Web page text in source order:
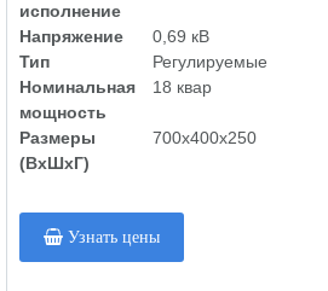
исполнение
Напряжение
0,69 кВ
Тип
Регулируемые
Номинальная
мощность
18 квар
Размеры
(ВхШхГ)
700х400х250
Узнать цены